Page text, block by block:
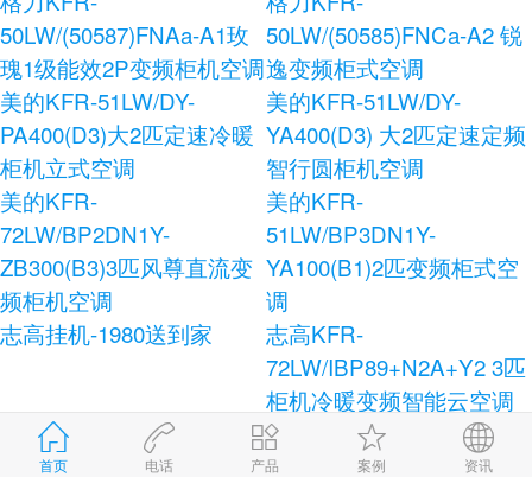
首页 电话 产品 案例 资讯
50LW/(50587)FNAa-A1玫
瑰1级能效2P变频柜机空调
50LW/(50585)FNCa-A2 锐
逸变频柜式空调
美的KFR-51LW/DY-
PA400(D3)大2匹定速冷暖
柜机立式空调
美的KFR-51LW/DY-
YA400(D3) 大2匹定速定频
智行圆柜机空调
美的KFR-
72LW/BP2DN1Y-
ZB300(B3)3匹风尊直流变
频柜机空调
美的KFR-
51LW/BP3DN1Y-
YA100(B1)2匹变频柜式空
调
志高挂机-1980送到家
志高KFR-
72LW/IBP89+N2A+Y2 3匹
柜机冷暖变频智能云空调
志高KFR-120LW/E41+N3
柜式空调
志高KFR-72LW/AS36+N3
健康宝独立除湿柜式空调